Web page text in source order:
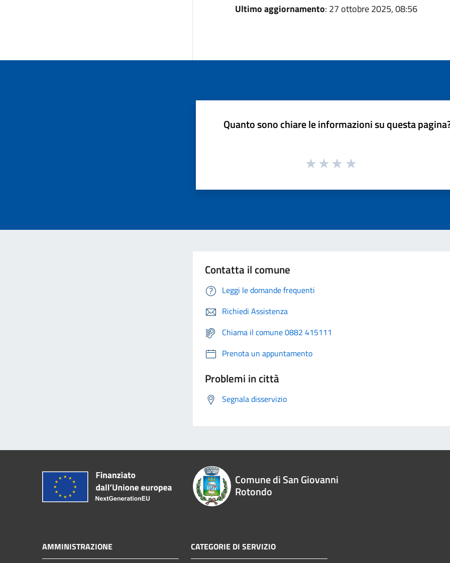
Ultimo aggiornamento: 27 ottobre 2025, 08:56
Quanto sono chiare le informazioni su questa
Contatta il comune
Leggi le domande frequenti
Richiedi Assistenza
Chiama il comune 0882 415111
Prenota un appuntamento
Problemi in città
Segnala disservizio
Comune di San Giovanni
Rotondo
AMMINISTRAZIONE CATEGORIE DI SERVIZIO